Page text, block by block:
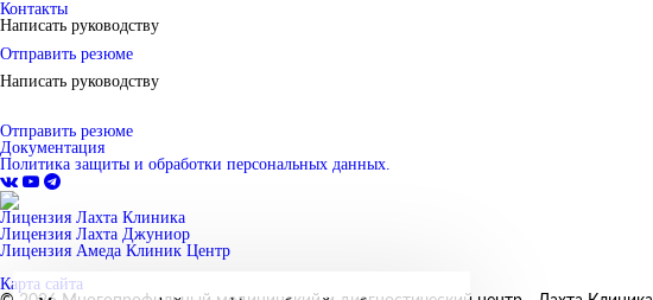
Контакты
Написать руководству
Отправить резюме
Написать руководству
Отправить резюме
Документация
Политика защиты и обработки персональных данных.
Лицензия Лахта Клиника
Лицензия Лахта Джуниор
Лицензия Амеда Клиник Центр
Карта сайта